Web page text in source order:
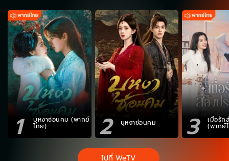
1 บุหงาซ่อนคม (พากย์
ไทย) 2 บุหงาซ่อนคม 3 เมื่อรัก
(พากย์
ไปที่ WeTV